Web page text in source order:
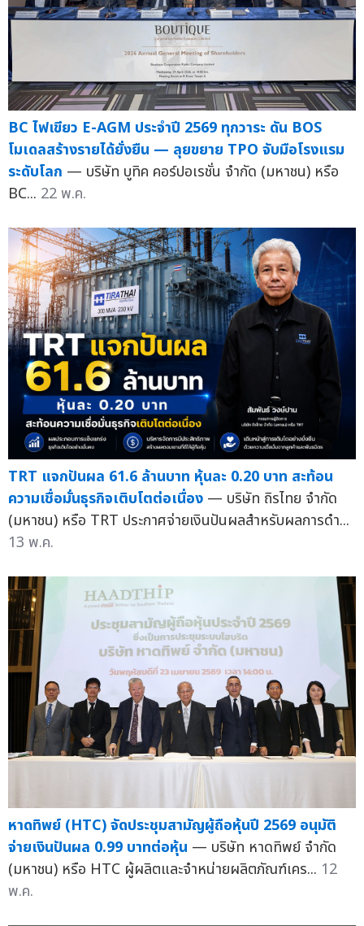
BC ไฟเขียว E-AGM ประจำปี 2569 ทุกวาระ ดัน BOS
โมเดลสร้างรายได้ยั่งยืน — ลุยขยาย TPO จับมือโรงแรม
ระดับโลก — บริษัท บูทิค คอร์ปอเรชั่น จำกัด (มหาชน) หรือ
BC... 22 พ.ค.
TRT แจกปันผล 61.6 ล้านบาท หุ้นละ 0.20 บาท สะท้อน
ความเชื่อมั่นธุรกิจเติบโตต่อเนื่อง — บริษัท ถิรไทย จำกัด
(มหาชน) หรือ TRT ประกาศจ่ายเงินปันผลสำหรับผลการดำ...
13 พ.ค.
หาดทิพย์ (HTC) จัดประชุมสามัญผู้ถือหุ้นปี 2569 อนุมัติ
จ่ายเงินปันผล 0.99 บาทต่อหุ้น — บริษัท หาดทิพย์ จำกัด
(มหาชน) หรือ HTC ผู้ผลิตและจำหน่ายผลิตภัณฑ์เคร... 12
พ.ค.